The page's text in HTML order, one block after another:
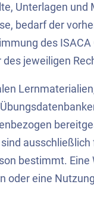
Unterlagen und
bedarf der
des ISACA
des jeweiligen
ausschließlich
bestimmt. Eine
oder eine